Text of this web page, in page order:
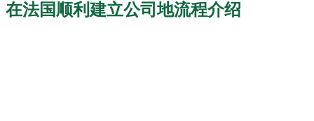
在法国顺利建立公司地流程介绍